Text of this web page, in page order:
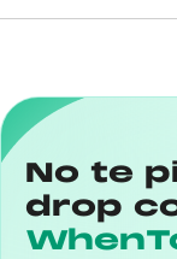
No te
drop